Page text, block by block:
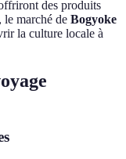
des produits
le marché de Bogyoke
la culture locale à